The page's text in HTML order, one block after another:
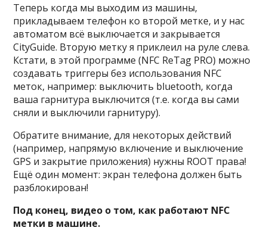
Теперь когда мы выходим из машины,
прикладываем телефон ко второй метке, и у нас
автоматом всё выключается и закрывается
CityGuide. Вторую метку я приклеил на руле слева.
Кстати, в этой программе (NFC ReTag PRO) можно
создавать триггеры без использования NFC
меток, например: выключить bluetooth, когда
ваша гарнитура выключится (т.е. когда вы сами
сняли и выключили гарнитуру).
Обратите внимание, для некоторых действий
(например, напрямую включение и выключение
GPS и закрытие приложения) нужны ROOT права!
Ещё один момент: экран телефона должен быть
разблокирован!
Под конец, видео о том, как работают NFC
метки в машине.